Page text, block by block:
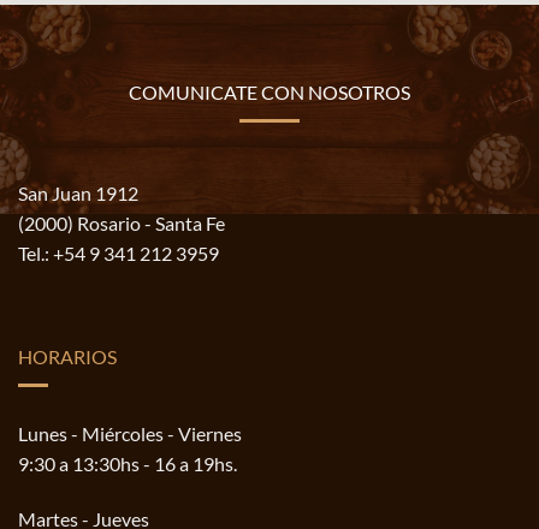
COMUNICATE CON NOSOTROS
San Juan 1912
(2000) Rosario - Santa Fe
Tel.: +54 9 341 212 3959
HORARIOS
Lunes - Miércoles - Viernes
9:30 a 13:30hs - 16 a 19hs.
Martes - Jueves